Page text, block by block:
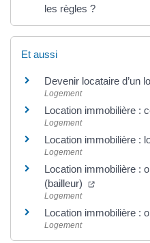
les règles ?
Et aussi
Devenir locataire d’un
Logement
Location immobilière :
Logement
Location immobilière :
Logement
Location immobilière :
(bailleur)
(ouverture
Logement
Location immobilière :
Logement